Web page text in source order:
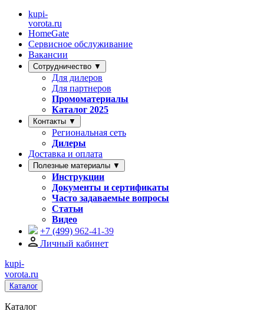
kupi-
vorota.ru
HomeGate
Сервисное обслуживание
Вакансии
Сотрудничество ▼
Для дилеров
Для партнеров
Промоматериалы
Каталог 2025
Контакты ▼
Региональная сеть
Дилеры
Доставка и оплата
Полезные материалы ▼
Инструкции
Документы и сертификаты
Часто задаваемые вопросы
Статьи
Видео
+7 (499) 962-41-39
Личный кабинет
kupi-
vorota.ru
Каталог
Каталог